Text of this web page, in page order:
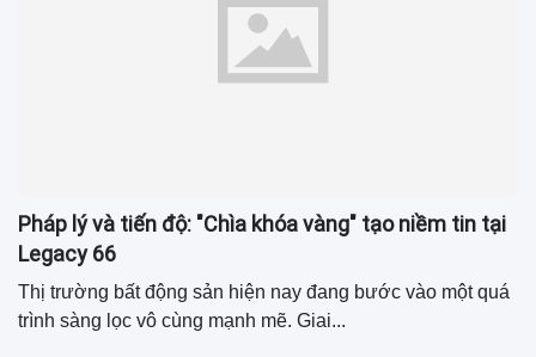
Pháp lý và tiến độ: "Chìa khóa vàng" tạo niềm tin tại
Legacy 66
Thị trường bất động sản hiện nay đang bước vào một quá
trình sàng lọc vô cùng mạnh mẽ. Giai...